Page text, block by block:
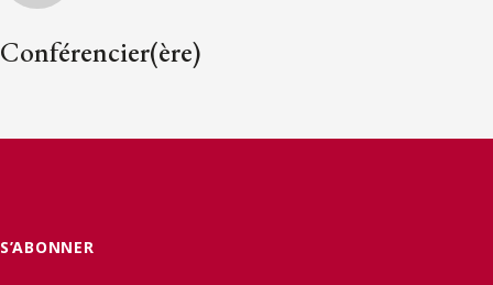
Conférencier(ère)
S’ABONNER